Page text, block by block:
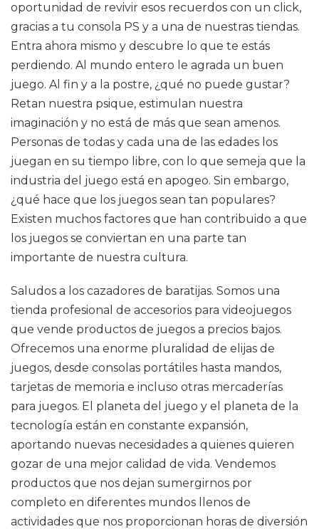
oportunidad de revivir esos recuerdos con un click,
gracias a tu consola PS y a una de nuestras tiendas.
Entra ahora mismo y descubre lo que te estás
perdiendo. Al mundo entero le agrada un buen
juego. Al fin y a la postre, ¿qué no puede gustar?
Retan nuestra psique, estimulan nuestra
imaginación y no está de más que sean amenos.
Personas de todas y cada una de las edades los
juegan en su tiempo libre, con lo que semeja que la
industria del juego está en apogeo. Sin embargo,
¿qué hace que los juegos sean tan populares?
Existen muchos factores que han contribuido a que
los juegos se conviertan en una parte tan
importante de nuestra cultura.
Saludos a los cazadores de baratijas. Somos una
tienda profesional de accesorios para videojuegos
que vende productos de juegos a precios bajos.
Ofrecemos una enorme pluralidad de elijas de
juegos, desde consolas portátiles hasta mandos,
tarjetas de memoria e incluso otras mercaderías
para juegos. El planeta del juego y el planeta de la
tecnología están en constante expansión,
aportando nuevas necesidades a quienes quieren
gozar de una mejor calidad de vida. Vendemos
productos que nos dejan sumergirnos por
completo en diferentes mundos llenos de
actividades que nos proporcionan horas de diversión